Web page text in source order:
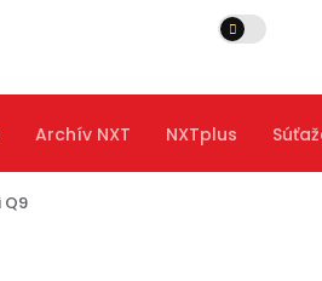
Archív NXT NXTplus
Q9